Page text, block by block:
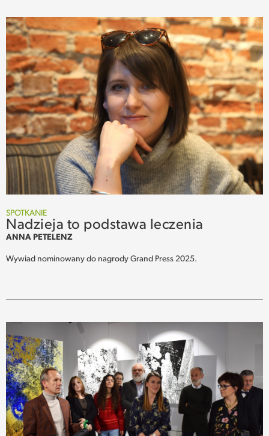
SPOTKANIE
Nadzieja to podstawa leczenia
ANNA PETELENZ
Wywiad nominowany do nagrody Grand Press 2025.